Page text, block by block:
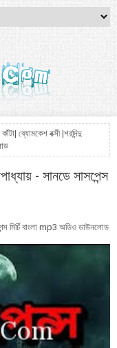
ব্যোমকেশ বক্সী |শরদিন্দু
- সানডে সাসপেন্স
মির্চি বাংলা mp3 অডিও ডাউনলোড